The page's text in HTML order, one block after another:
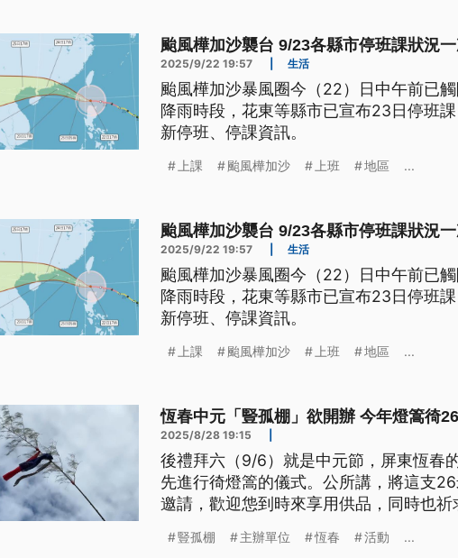
颱風樺加沙襲台 9/23各縣市停班課狀況
2025/9/22 19:57 生活
颱風樺加沙暴風圈今（22）日中午前已
降雨時段，花東等縣市已宣布23日停班
新停班、停課資訊。
上課 颱風樺加沙 上班 地區 ...
颱風樺加沙襲台 9/23各縣市停班課狀況
2025/9/22 19:57 生活
颱風樺加沙暴風圈今（22）日中午前已
降雨時段，花東等縣市已宣布23日停班
新停班、停課資訊。
上課 颱風樺加沙 上班 地區 ...
恆春中元「豎孤棚」欲開辦 今年燈篙徛
2025/8/28 19:15
後禮拜六（9/6）就是中元節，屏東恆春
先進行徛燈篙的儀式。公所講，將這支
邀請，歡迎怹到時來享用供品，同時也
豎孤棚 主辦單位 恆春 活動 ...